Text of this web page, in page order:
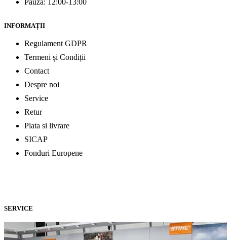
INFORMAȚII
Regulament GDPR
Termeni și Condiții
Contact
Despre noi
Service
Retur
Plata si livrare
SICAP
Fonduri Europene
SERVICE